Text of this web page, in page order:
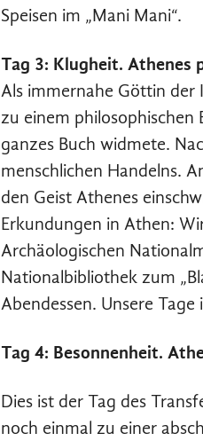
Speisen im „Mani Mani“.
Tag 3: Klugheit. Athenes
Als immernahe Göttin der
zu einem philosophischen
ganzes Buch widmete.
menschlichen Handelns.
den Geist Athenes
Erkundungen in Athen:
Archäologischen
Nationalbibliothek zum
Abendessen. Unsere
Tag 4: Besonnenheit.
Dies ist der Tag des
noch einmal zu einer